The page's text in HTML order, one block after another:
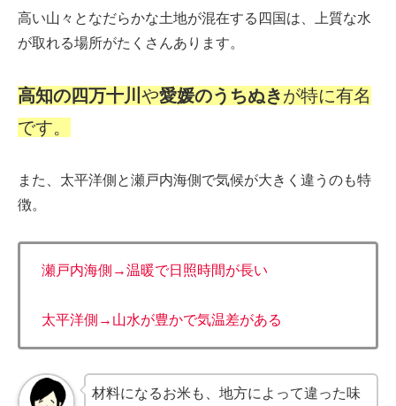
高い山々となだらかな土地が混在する四国は、上質な水
が取れる場所がたくさんあります。
高知の四万十川 や愛媛のうちぬきが特に有名
です。
また、太平洋側と瀬戸内海側で気候が大きく違うのも特
徴。
瀬戸内海側→温暖で日照時間が長い
太平洋側→山水が豊かで気温差がある
材料になるお米も、地方によって違った味